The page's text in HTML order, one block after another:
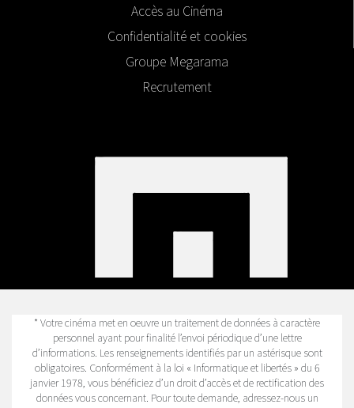
Accès au Cinéma
Confidentialité et cookies
Groupe Megarama
Recrutement
* Votre cinéma met en oeuvre un traitement de données à caractère
personnel ayant pour finalité l’envoi périodique d’une lettre
d’informations. Les renseignements identifiés par un astérisque sont
obligatoires. Conformément à la loi « Informatique et libertés » du 6
janvier 1978, vous bénéficiez d’un droit d’accès et de rectification des
données vous concernant. Pour toute demande, adressez-nous un